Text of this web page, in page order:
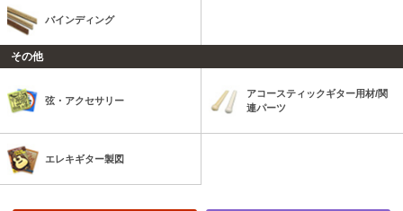
バインディング
その他
弦・アクセサリー
アコースティックギター用材/関
連パーツ
エレキギター製図